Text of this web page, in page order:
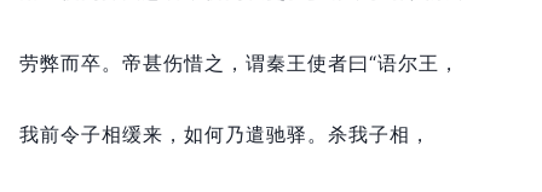
劳弊而卒。 帝甚伤惜之， 谓秦王使者曰“语尔王，
我前令子相缓来， 如何乃遣驰驿。 杀我子相，